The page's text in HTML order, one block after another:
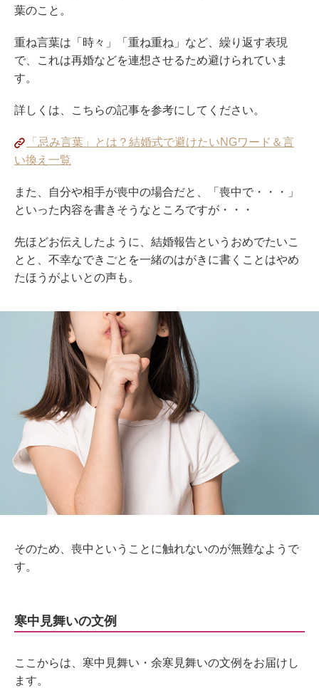
葉のこと。
重ね言葉は「時々」「重ね重ね」など、繰り返す表現
で、これは再婚などを連想させるため避けられていま
す。
詳しくは、こちらの記事を参考にしてください。
「忌み言葉」とは？結婚式で避けたいNGワード＆言
い換え一覧
また、自分や相手が喪中の場合だと、「喪中で・・・」
といった内容を書きそうなところですが・・・
先ほどお伝えしたように、結婚報告というおめでたいこ
とと、不幸なできごとを一緒のはがきに書くことはやめ
たほうがよいとの声も。
そのため、喪中ということに触れないのが無難なようで
す。
寒中見舞いの文例
ここからは、寒中見舞い・余寒見舞いの文例をお届けし
ます。